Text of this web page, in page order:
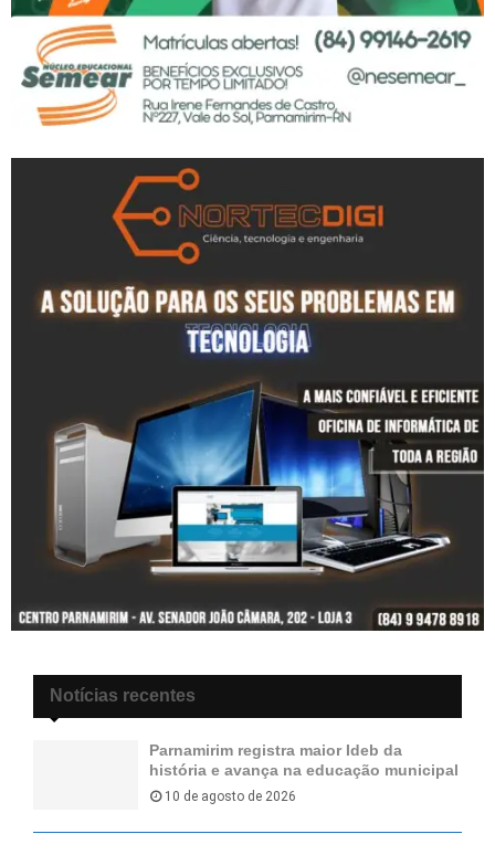
Notícias recentes
Parnamirim registra maior Ideb da
história e avança na educação municipal
10 de agosto de 2026